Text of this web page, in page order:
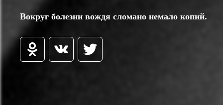
Вокруг болезни вождя сломано немало копий.